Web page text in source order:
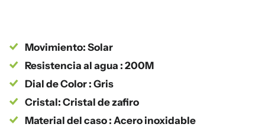
Movimiento: Solar
Resistencia al agua : 200M
Dial de Color : Gris
Cristal: Cristal de zafiro
Material del caso : Acero inoxidable